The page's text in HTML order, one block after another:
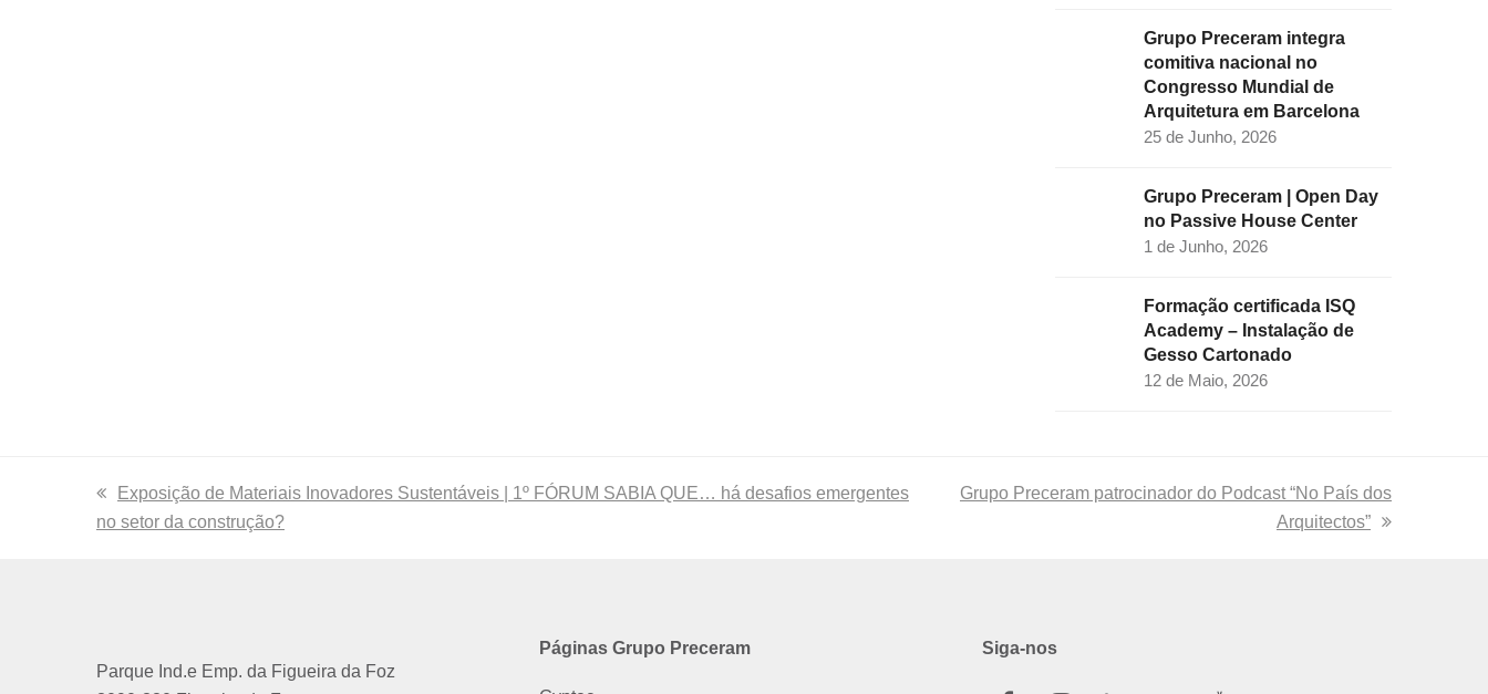
Grupo Preceram integra
comitiva nacional no
Congresso Mundial de
Arquitetura em Barcelona
25 de Junho, 2026
Grupo Preceram | Open Day
no Passive House Center
1 de Junho, 2026
Formação certificada ISQ
Academy – Instalação de
Gesso Cartonado
12 de Maio, 2026
previous
post:
Exposição de Materiais Inovadores Sustentáveis | 1º FÓRUM SABIA QUE… há desafios emergentes
no setor da construção?
next
Grupo Preceram patrocinador do Podcast “No País dos
Arquitectos”
Parque Ind.e Emp. da Figueira da Foz
Páginas Grupo Preceram Siga-nos